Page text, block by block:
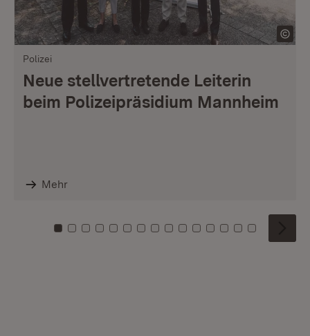
Polizei
Neue stellvertretende Leiterin
beim Polizeipräsidium Mannheim
Mehr
Zu Kachel: 0
Zu Kachel: 1
Zu Kachel: 2
Zu Kachel: 3
Zu Kachel: 4
Zu Kachel: 5
Zu Kachel: 6
Zu Kachel: 7
Zu Kachel: 8
Zu Kachel: 9
Zu Kachel: 10
Zu Kachel: 11
Zu Kachel: 12
Zu Kachel:
Zu